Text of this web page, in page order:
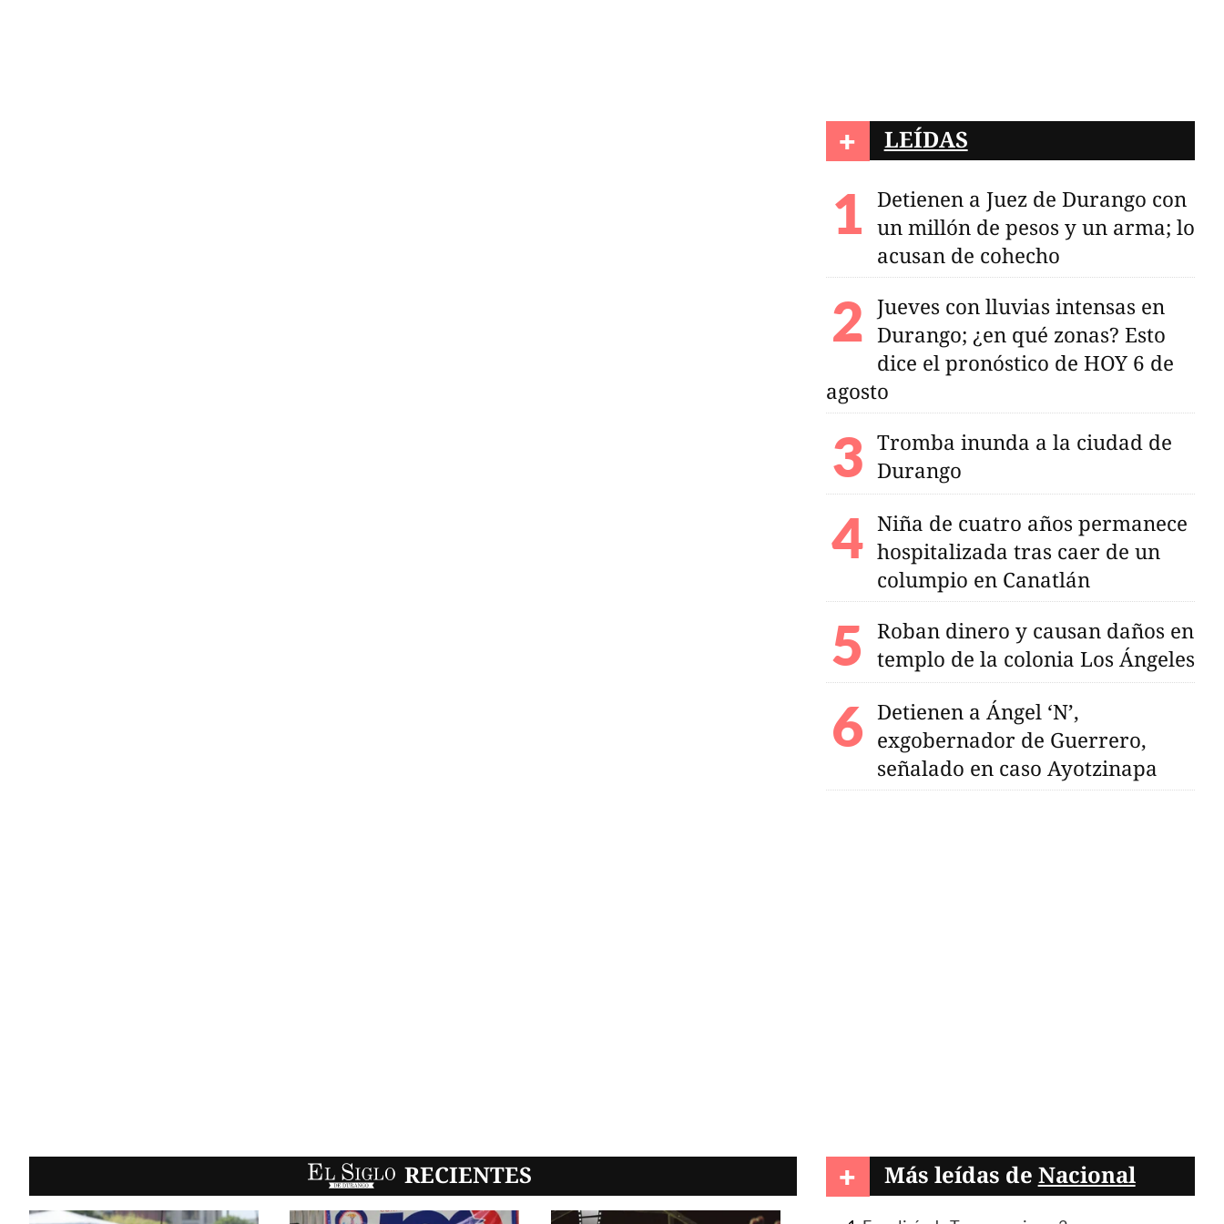
+ LEÍDAS
Detienen a Juez de Durango con
un millón de pesos y un arma; lo
acusan de cohecho
Jueves con lluvias intensas en
Durango; ¿en qué zonas? Esto
dice el pronóstico de HOY 6 de
agosto
Tromba inunda a la ciudad de
Durango
Niña de cuatro años permanece
hospitalizada tras caer de un
columpio en Canatlán
Roban dinero y causan daños en
templo de la colonia Los Ángeles
Detienen a Ángel ‘N’,
exgobernador de Guerrero,
señalado en caso Ayotzinapa
EL SIGLO RECIENTES + Más leídas de Nacional